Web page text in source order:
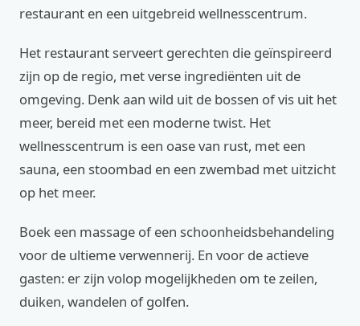
restaurant en een uitgebreid wellnesscentrum.
Het restaurant serveert gerechten die geïnspireerd
zijn op de regio, met verse ingrediënten uit de
omgeving. Denk aan wild uit de bossen of vis uit het
meer, bereid met een moderne twist. Het
wellnesscentrum is een oase van rust, met een
sauna, een stoombad en een zwembad met uitzicht
op het meer.
Boek een massage of een schoonheidsbehandeling
voor de ultieme verwennerij. En voor de actieve
gasten: er zijn volop mogelijkheden om te zeilen,
duiken, wandelen of golfen.